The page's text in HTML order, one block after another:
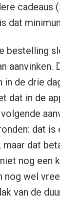
cadeaus
dat
bestelling
aanvinken.
in de drie
dat in de
dat is
dat
nog een
nog wel
van de